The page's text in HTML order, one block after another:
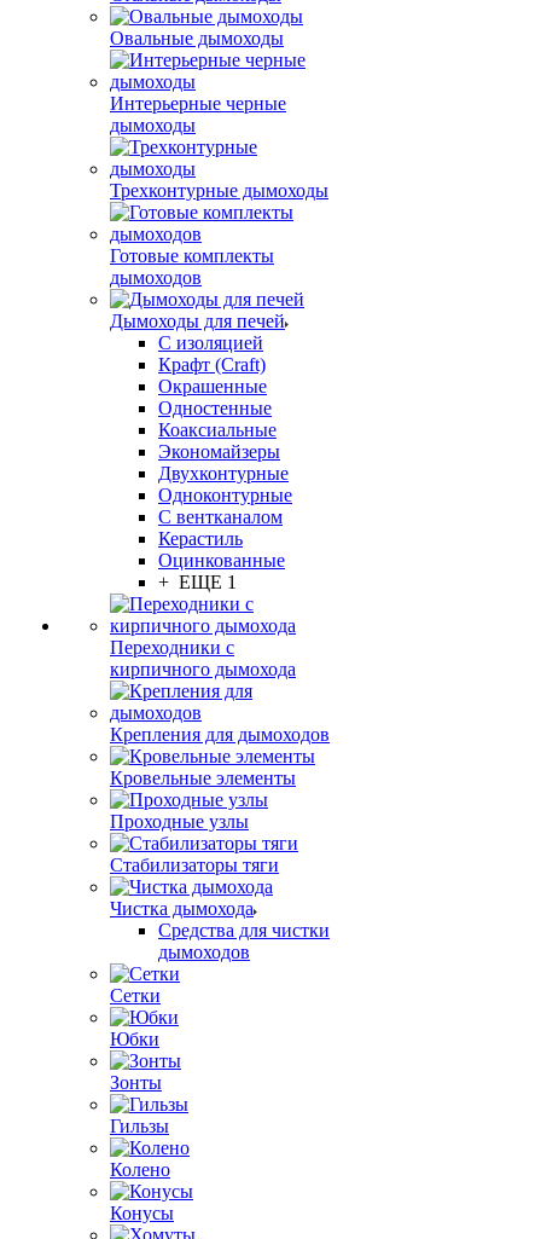
Овальные дымоходы
Интерьерные черные
дымоходы
Трехконтурные дымоходы
Готовые комплекты
дымоходов
Дымоходы для печей
С изоляцией
Крафт (Craft)
Окрашенные
Одностенные
Коаксиальные
Экономайзеры
Двухконтурные
Одноконтурные
С вентканалом
Керастиль
Оцинкованные
+ ЕЩЕ 1
Переходники с
кирпичного дымохода
Крепления для дымоходов
Кровельные элементы
Проходные узлы
Стабилизаторы тяги
Чистка дымохода
Средства для чистки
дымоходов
Сетки
Юбки
Зонты
Гильзы
Колено
Конусы